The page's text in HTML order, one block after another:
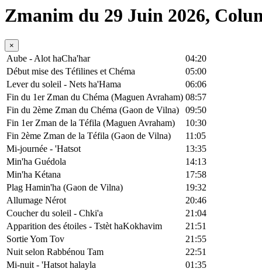
Zmanim du 29 Juin 2026,
×
Aube - Alot haCha'har
04:20
Début mise des Téfilines et Chéma
05:00
Lever du soleil - Nets ha'Hama
06:06
Fin du 1er Zman du Chéma (Maguen Avraham) 08:57
Fin du 2ème Zman du Chéma (Gaon de Vilna)
09:50
Fin 1er Zman de la Téfila (Maguen Avraham)
10:30
Fin 2ème Zman de la Téfila (Gaon de Vilna)
11:05
Mi-journée - 'Hatsot
13:35
Min'ha Guédola
14:13
Min'ha Kétana
17:58
Plag Hamin'ha (Gaon de Vilna)
19:32
Allumage Nérot
20:46
Coucher du soleil - Chki'a
21:04
Apparition des étoiles - Tstèt haKokhavim
21:51
Sortie Yom Tov
21:55
Nuit selon Rabbénou Tam
22:51
Mi-nuit - 'Hatsot halayla
01:35